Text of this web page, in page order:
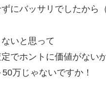
にバッサリでしたから（
いと思って
でホントに価値がない
万じゃないですか！